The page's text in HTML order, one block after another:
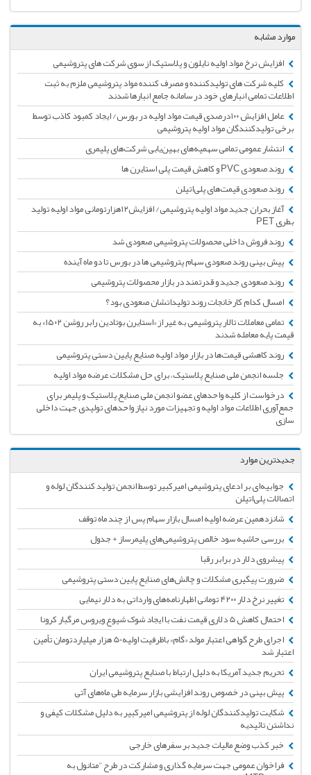
موارد مشابه
افزایش نرخ مواد اولیه نایلون و پلاستیک از سوی شرکت های پتروشیمی
کلیه شرکت های تولیدکننده و مصرف کننده مواد پتروشیمی ملزم به ثبت
اطلاعات تمامی انبارهای خود در سامانه جامع انبارها شدند
عامل افزایش ۱۰۰درصدی قیمت مواد اولیه در بورس/ ایجاد کمبود کاذب توسط
برخی تولیدکنندگان مواد اولیه پتروشیمی
انتشار عمومی تمامی سهمیه‌های بهین‌یابی شرکت‌های پلیمری
روند صعودی PVC و کاهش قیمت پلی استایرن ها
روند صعودی قیمت‌های پلی‌اتیلن
آغاز بحران جدید مواد اولیه پتروشیمی‌/‌ افزایش‌۱۲‌هزارتومانی مواد اولیه تولید
بطری PET
روند فروش داخلی محصولات پتروشیمی صعودی شد
پیش بینی روند صعودی سهام پتروشیمی ها در بورس تا دو ماه آینده
روند صعودی جدید و قدرتمند در بازار محصولات پتروشیمی
امسال کدام کارخانجات روند تولیداتشان صعودی بود؟
تمامی معاملات تالار پتروشیمی به غیر از «استایرن بوتادین رابر روشن ۱۵۰۲» به
قیمت پایه معامله شدند
روند کاهشی قیمت‌ها در بازار مواد اولیه صنایع پایین دستی پتروشیمی
جلسه انجمن ملی صنایع پلاستیک، برای حل مشکلات عرضه مواد اولیه
درخواست از کلیه واحدهای عضو انجمن ملی صنایع پلاستیک و پلیمر برای
جمع‌آوری اطلاعات مواد اولیه و تجهیزات مورد نیاز واحدهای تولیدی جهت داخلی
سازی
جدیدترین موارد
جوابیه‌ای بر ادعای پتروشیمی امیرکبیر توسط انجمن تولید کنندگان لوله و
اتصالات پلی‌اتیلن
شانزدهمین عرضه اولیه امسال بازار سهام پس از چند ماه توقف
بررسی حاشیه سود خالص پتروشیمی‌های پلیمرساز + جدول
پیشروی دلار در برابر رقبا
ضرورت پیگیری مشکلات و چالش‌های صنایع پایین دستی پتروشیمی
تغییر نرخ دلار ۴۲۰۰ تومانی اظهارنامه‌های وارداتی به دلار نیمایی
احتمال کاهش 5 دلاری قیمت نفت با ایجاد شوک شیوع ویروس مرگبار کرونا
اجرای طرح گواهی اعتبار مولد «گام» باظرفیت اولیه50 هزار میلیاردتومان تأمین
اعتبار شد
تحریم جدید آمریکا به دلیل ارتباط با صنایع پتروشیمی ایران
پیش بینی در خصوص روند افزایشی بازار سرمایه طی ماه‌های آتی
شکایت تولیدکنندگان لوله از پتروشیمی امیرکبیر به دلیل مشکلات کیفی و
نداشتن تائیدیه
خبر کذب وضع مالیات جدید بر سفرهای خارجی
فراخوان عمومی جهت سرمایه گذاری و مشارکت در طرح "متانول به